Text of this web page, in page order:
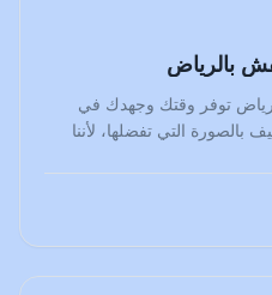
بالرياض
توفر وقتك وجهدك في
التي تفضلها، لأننا